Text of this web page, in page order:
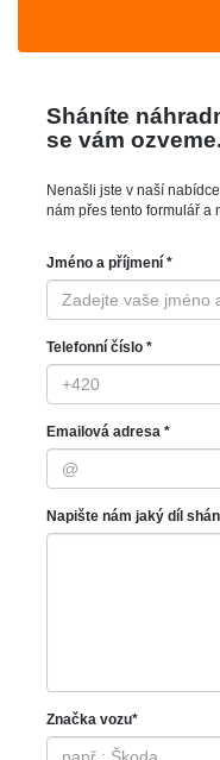
Sháníte
se vám ozveme.
Nenašli jste v naší
nám přes tento formulář a
Jméno a příjmení *
Telefonní číslo *
Emailová adresa *
Napište nám jaký díl
Značka vozu*